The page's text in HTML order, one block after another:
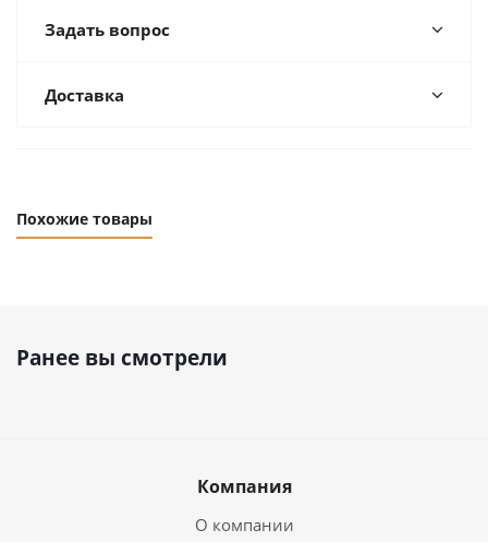
Задать вопрос
Доставка
Похожие товары
Ранее вы смотрели
Компания
О компании